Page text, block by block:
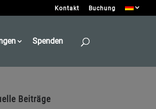
Kontakt Buchung
Spenden
Beiträge